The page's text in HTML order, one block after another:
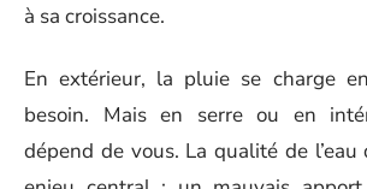
à sa croissance.
En extérieur, la pluie se charge
besoin. Mais en serre ou en
dépend de vous. La qualité de